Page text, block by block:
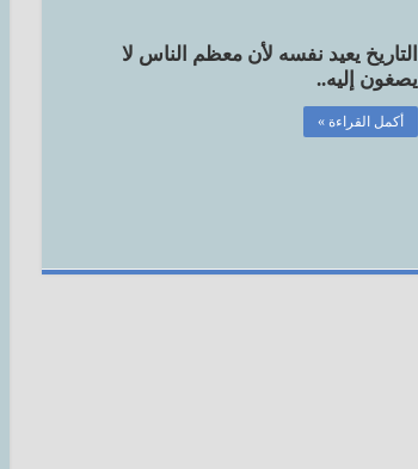
التاريخ يعيد نفسه لأن معظم الناس لا
يصغون إليه..
أكمل القراءة »